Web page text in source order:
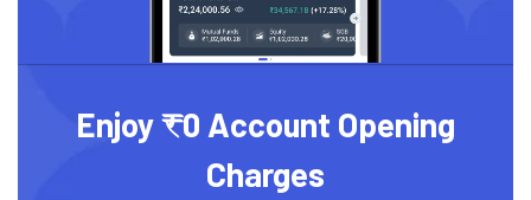
Enjoy ₹0 Account Opening
Charges